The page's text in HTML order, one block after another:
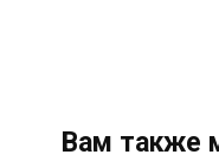
Вам также